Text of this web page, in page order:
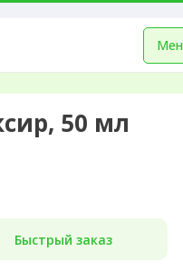
50 мл
Быстрый заказ